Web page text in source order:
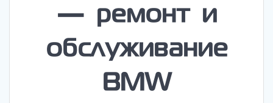
— ремонт и
обслуживание
BMW